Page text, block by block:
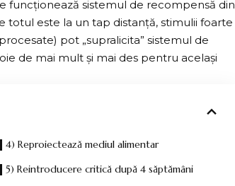
funcționează sistemul de recompensă din
totul este la un tap distanță, stimulii foarte
pot „supralicita” sistemul de
de mai mult și mai des pentru același
4) Reproiectează mediul alimentar
5) Reintroducere critică după 4 săptămâni